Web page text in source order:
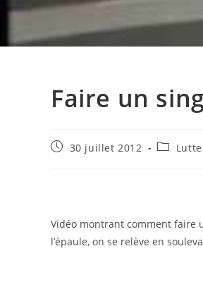
Faire un
Publication
30 juillet 2012
PostLutte
Vidéo montrant comment faire
l’épaule, on se relève en